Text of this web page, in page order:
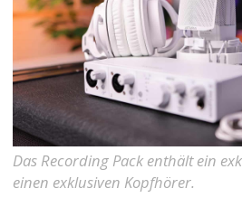
Das Recording Pack enthält ein
einen exklusiven Kopfhörer.